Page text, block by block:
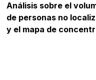
Análisis sobre el
de personas no
y el mapa de